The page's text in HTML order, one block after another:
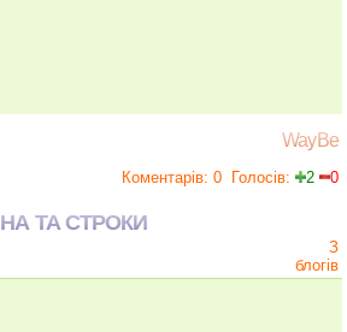
WayBe
Коментарів: 0 Голосів: 2 0
ТА СТРОКИ
З
блогів